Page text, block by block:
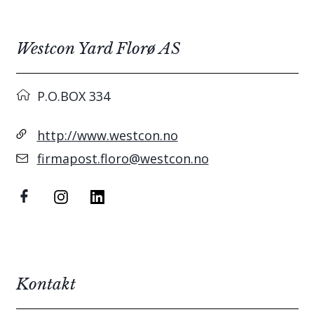
Westcon Yard Florø AS
P.O.BOX 334
http://www.westcon.no
firmapost.floro@westcon.no
Kontakt